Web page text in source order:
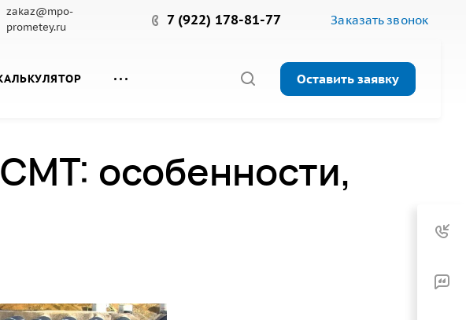
zakaz@mpo-
prometey.ru
7 (922) 178-81-77 Заказать звонок
Оставить заявку
особенности,